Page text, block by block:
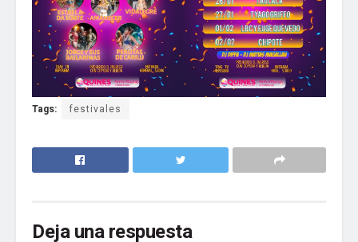
Tags: festivales
Deja una respuesta